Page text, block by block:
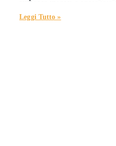
Leggi Tutto »